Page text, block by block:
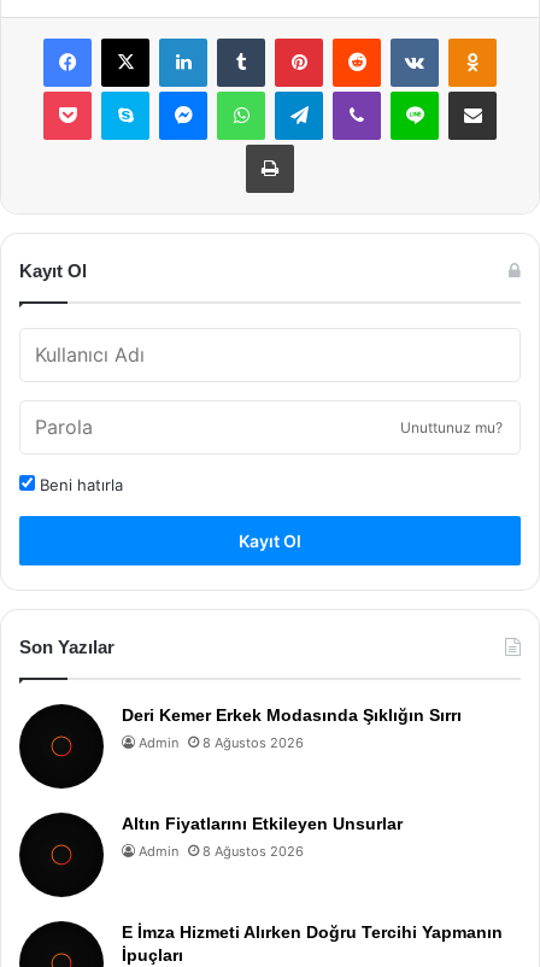
Facebook
X LinkedInTumblr PinterestReddit VKontakte
Pocket Skype MessengerWhatsAppTelegramViber Line E-Posta ile
Yazdır
Kayıt Ol
Unuttunuz mu?
Beni hatırla
Kayıt Ol
Son Yazılar
Deri Kemer Erkek Modasında Şıklığın Sırrı
Admin 8 Ağustos 2026
Altın Fiyatlarını Etkileyen Unsurlar
Admin 8 Ağustos 2026
E İmza Hizmeti Alırken Doğru Tercihi Yapmanın
İpuçları